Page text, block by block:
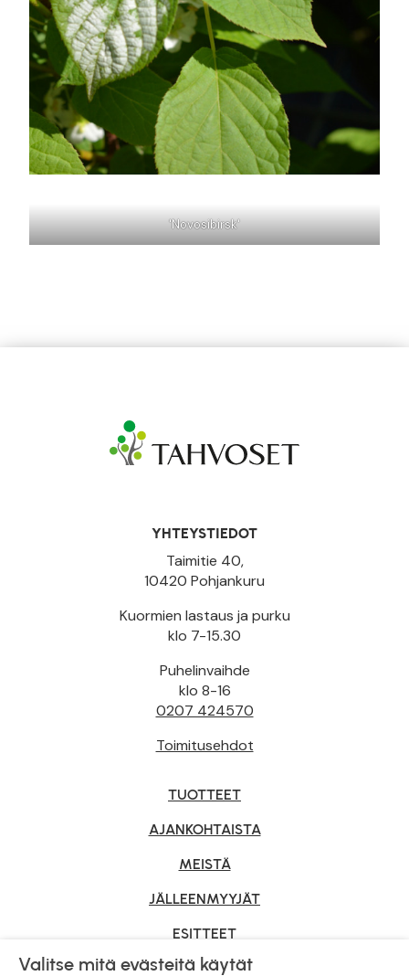
'Novosibirsk'
YHTEYSTIEDOT
Taimitie 40,
10420 Pohjankuru
Kuormien lastaus ja purku
klo 7-15.30
Puhelinvaihde
klo 8-16
0207 424570
Toimitusehdot
TUOTTEET
AJANKOHTAISTA
MEISTÄ
JÄLLEENMYYJÄT
ESITTEET
YRITYSMYYNTI
Valitse mitä evästeitä käytät